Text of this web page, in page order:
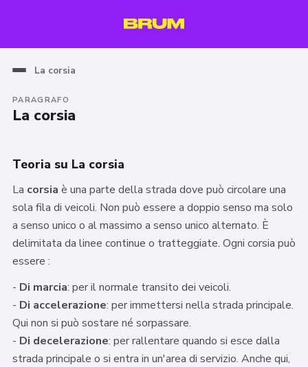
La corsia
PARAGRAFO
La corsia
Teoria su La corsia
La corsia è una parte della strada dove può circolare una
sola fila di veicoli. Non può essere a doppio senso ma solo
a senso unico o al massimo a senso unico alternato. È
delimitata da linee continue o tratteggiate. Ogni corsia può
essere :
- Di marcia: per il normale transito dei veicoli.
- Di accelerazione: per immettersi nella strada principale.
Qui non si può sostare né sorpassare.
- Di decelerazione: per rallentare quando si esce dalla
strada principale o si entra in un'area di servizio. Anche qui,